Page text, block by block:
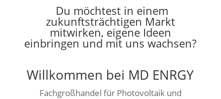
Du möchtest in einem
zukunftsträchtigen Markt
mitwirken, eigene Ideen
einbringen und mit uns wachsen?
Willkommen bei MD ENRGY
Fachgroßhandel für Photovoltaik und